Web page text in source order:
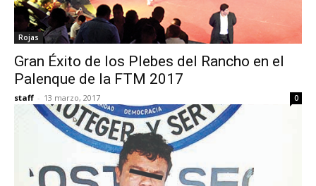
Rojas
Gran Éxito de los Plebes del Rancho en el
Palenque de la FTM 2017
staff - 13 marzo, 2017 0